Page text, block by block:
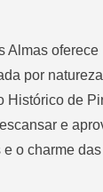
Almas oferece
por
Histórico de
e
o charme